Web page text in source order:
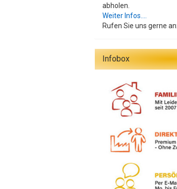
abholen.
Weiter Infos....
Rufen Sie uns gerne
Infobox